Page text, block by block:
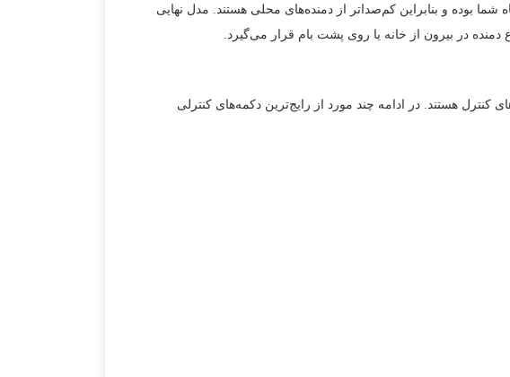
بوده و بنابراین کم‌صداتر از دمنده‌های محلی هستند. مدل نهایی
دمنده در بیرون از خانه یا روی پشت بام قرار می‌گیرد.
هستند. در ادامه چند مورد از رایج‌ترین دکمه‌های کنترلی